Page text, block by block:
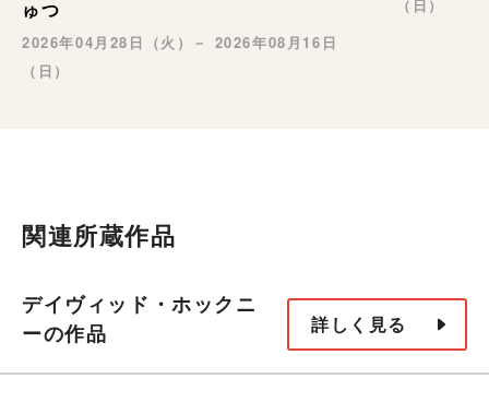
ゅつ
2026年04月28日（火）－ 2026年08月16日
（日）
（日）
関連所蔵作品
デイヴィッド・ホックニ
ーの作品
詳しく見る